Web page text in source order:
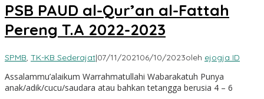
PSB PAUD al-Qur’an al-Fattah
Pereng T.A 2022-2023
SPMB, TK-KB Sederajat|07/11/202106/10/2023oleh ejogja ID
Assalammu’alaikum Warrahmatullahi Wabarakatuh Punya
anak/adik/cucu/saudara atau bahkan tetangga berusia 4 – 6